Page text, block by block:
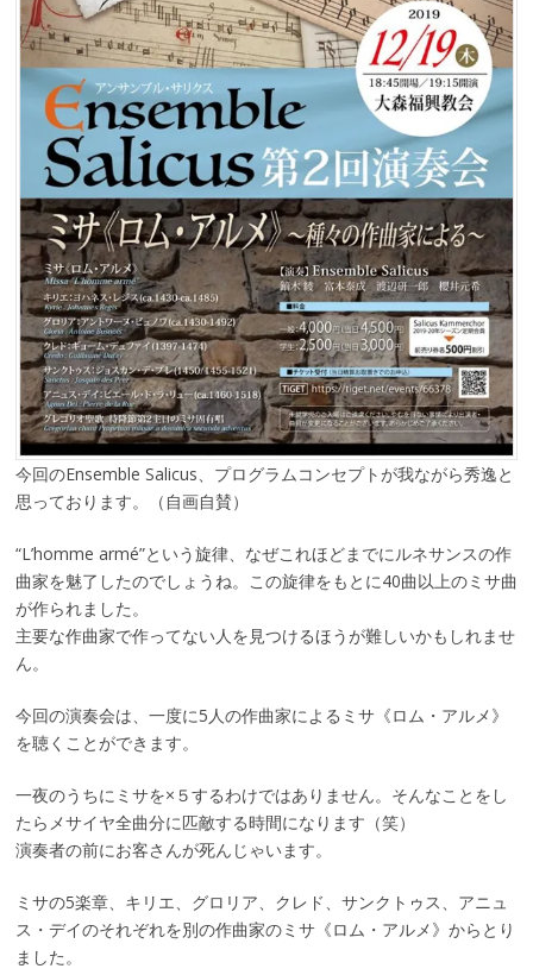
今回のEnsemble Salicus、プログラムコンセプトが我ながら秀逸と
思っております。（自画自賛）
“L’homme armé”という旋律、なぜこれほどまでにルネサンスの作
曲家を魅了したのでしょうね。この旋律をもとに40曲以上のミサ曲
が作られました。
主要な作曲家で作ってない人を見つけるほうが難しいかもしれませ
ん。
今回の演奏会は、一度に5人の作曲家によるミサ《ロム・アルメ》
を聴くことができます。
一夜のうちにミサを×５するわけではありません。そんなことをし
たらメサイヤ全曲分に匹敵する時間になります（笑）
演奏者の前にお客さんが死んじゃいます。
ミサの5楽章、キリエ、グロリア、クレド、サンクトゥス、アニュ
ス・デイのそれぞれを別の作曲家のミサ《ロム・アルメ》からとり
ました。